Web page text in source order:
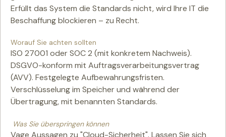
Erfüllt das System die Standards nicht, wird Ihre IT die
Beschaffung blockieren – zu Recht.
Worauf Sie achten sollten
ISO 27001 oder SOC 2 (mit konkretem Nachweis).
DSGVO-konform mit Auftragsverarbeitungsvertrag
(AVV). Festgelegte Aufbewahrungsfristen.
Verschlüsselung im Speicher und während der
Übertragung, mit benannten Standards.
Was Sie überspringen können
Vage Aussagen zu "Cloud-Sicherheit". Lassen Sie sich